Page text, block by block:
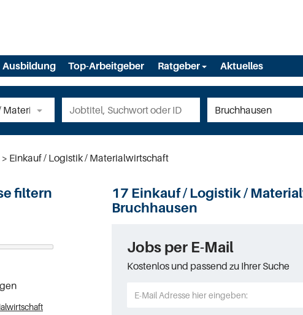
Ausbildung Top-Arbeitgeber Ratgeber Aktuelles
Einkauf / Logistik / Materialwirtschaft
filtern
17 Einkauf / Logistik /
Bruchhausen
Jobs per E-Mail
Kostenlos und passend zu Ihrer Suche